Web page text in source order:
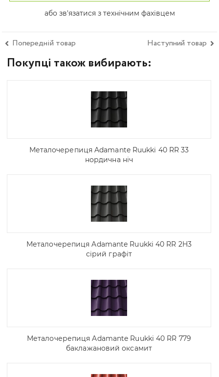
або зв'язатися з технічним фахівцем
Попередній товар Наступний товар
Покупці також вибирають:
Металочерепиця Adamante Ruukki 40 RR 33
нордична ніч
Металочерепиця Adamante Ruukki 40 RR 2H3
сірий графіт
Металочерепиця Adamante Ruukki 40 RR 779
баклажановий оксамит